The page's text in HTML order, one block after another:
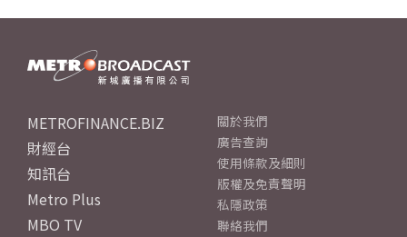
METROFINANCE.BIZ
財經台
知訊台
Metro Plus
MBO TV
關於我們
廣告查詢
使用條款及細則
版權及免責聲明
私隱政策
聯絡我們